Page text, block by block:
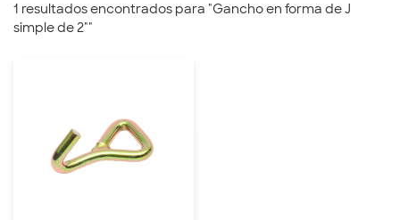
1 resultados encontrados para "Gancho en forma de J
simple de 2""